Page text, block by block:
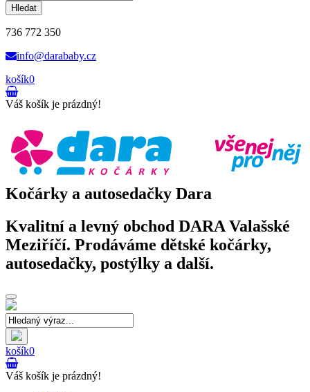
Hledat
736 772 350
info@darababy.cz
košík0
Váš košík je prázdný!
Kočárky a autosedačky Dara
Kvalitní a levný obchod DARA Valašské
Meziříčí. Prodáváme dětské kočárky,
autosedačky, postýlky a další.
Toggle
navigation
košík0
Váš košík je prázdný!